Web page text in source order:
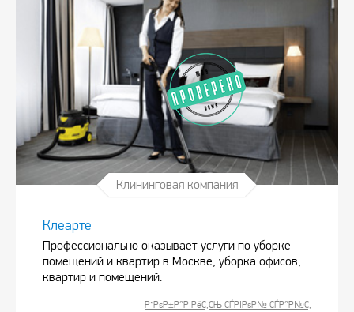
Клининговая компания
Клеарте
Профессионально оказывает услуги по уборке
помещений и квартир в Москве, уборка офисов,
квартир и помещений.
Р”РѕР±Р°РІРёС‚СЊ СЃРІРѕР№ СЃР°Р№С‚